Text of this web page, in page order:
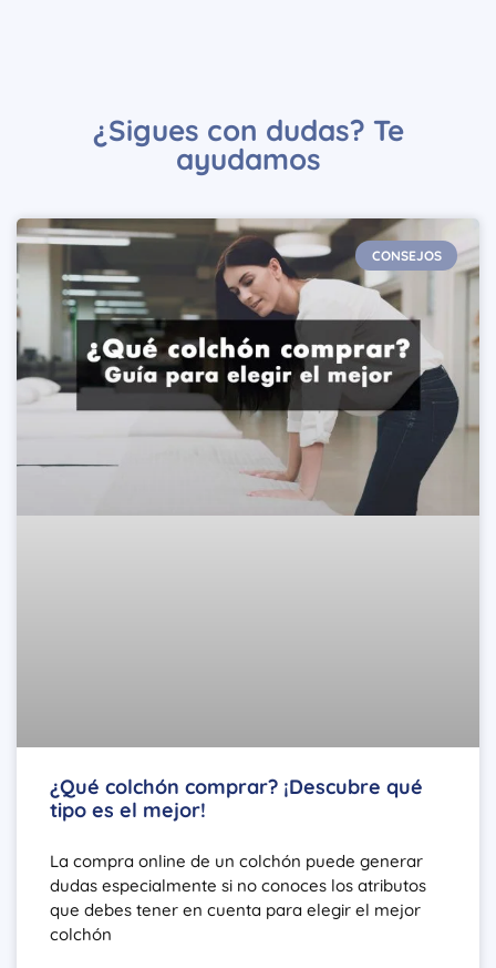
¿Sigues con dudas? Te
ayudamos
CONSEJOS
¿Qué colchón comprar? ¡Descubre qué
tipo es el mejor!
La compra online de un colchón puede generar
dudas especialmente si no conoces los atributos
que debes tener en cuenta para elegir el mejor
colchón